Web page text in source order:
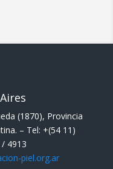
(1870), Provincia
– Tel: +(54 11)
4913
piel.org.ar